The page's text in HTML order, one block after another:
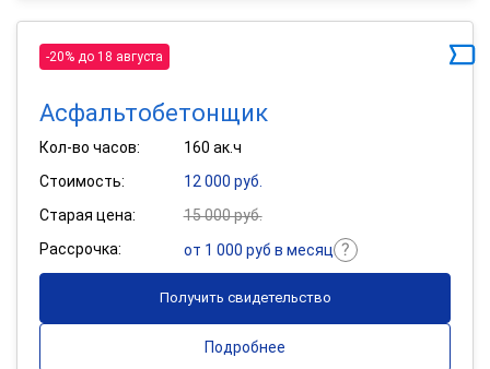
-20% до 18 августа
Асфальтобетонщик
Кол-во часов:
160 ак.ч
Стоимость:
12 000 руб.
Старая цена:
15 000 руб.
Рассрочка:
от 1 000 руб в месяц
Получить свидетельство
Подробнее